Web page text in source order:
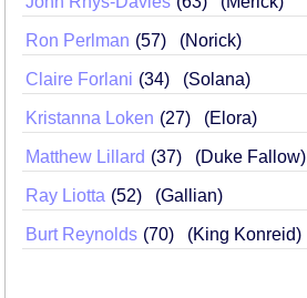
Ron Perlman 57 (Norick)
Claire Forlani 34 (Solana)
Kristanna Loken 27 (Elora)
Matthew Lillard 37 (Duke Fallow)
Ray Liotta 52 (Gallian)
Burt Reynolds 70 (King Konreid)